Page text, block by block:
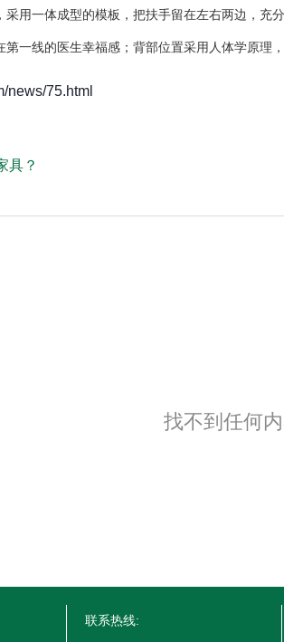
用一体成型的模板，把扶手留在左右两边，充
一线的医生幸福感；背部位置采用人体学原理
news/75.html
具？
找不到任何
联系热线: